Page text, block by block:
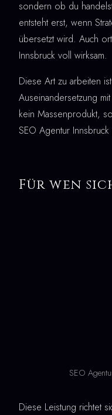
sondern ob du
entsteht erst, wenn
übersetzt wird. Auch
Innsbruck voll wirksam.
Diese Art zu arbeiten
Auseinandersetzung
kein Massenprodukt,
SEO Agentur
Für wen
SEO
Diese Leistung richtet